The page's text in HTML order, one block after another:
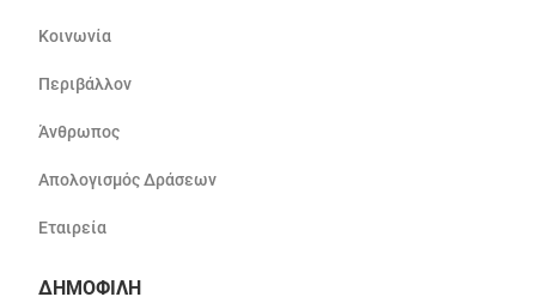
Κοινωνία
Περιβάλλον
Άνθρωπος
Απολογισμός Δράσεων
Εταιρεία
ΔΗΜΟΦΙΛΗ